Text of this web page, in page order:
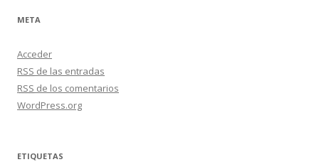
META
Acceder
RSS de las entradas
RSS de los comentarios
WordPress.org
ETIQUETAS